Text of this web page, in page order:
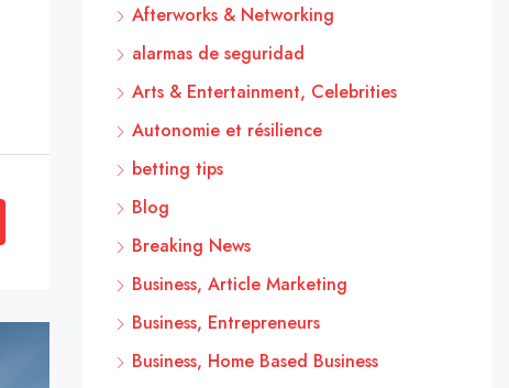
Afterworks & Networking
alarmas de seguridad
Arts & Entertainment, Celebrities
Autonomie et résilience
betting tips
Blog
Breaking News
Business, Article Marketing
Business, Entrepreneurs
Business, Home Based Business